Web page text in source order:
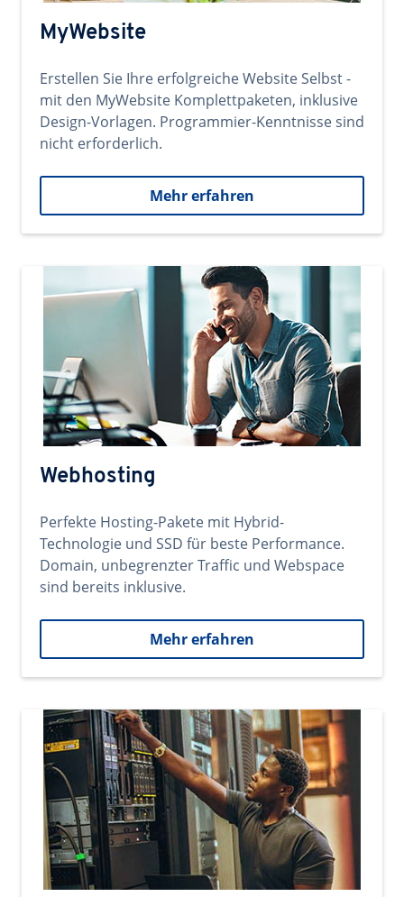
MyWebsite
Erstellen Sie Ihre erfolgreiche Website Selbst -
mit den MyWebsite Komplettpaketen, inklusive
Design-Vorlagen. Programmier-Kenntnisse sind
nicht erforderlich.
Mehr erfahren
Webhosting
Perfekte Hosting-Pakete mit Hybrid-
Technologie und SSD für beste Performance.
Domain, unbegrenzter Traffic und Webspace
sind bereits inklusive.
Mehr erfahren